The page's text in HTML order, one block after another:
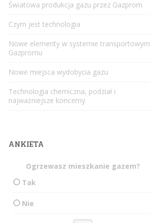
Światowa produkcja gazu przez Gazprom
Czym jest technologia
Nowe elementy w systemie transportowym
Gazpromu
Nowe miejsca wydobycia gazu
Technologia chemiczna, podział i
najważniejsze koncerny
ANKIETA
Ogrzewasz mieszkanie gazem?
Tak
Nie